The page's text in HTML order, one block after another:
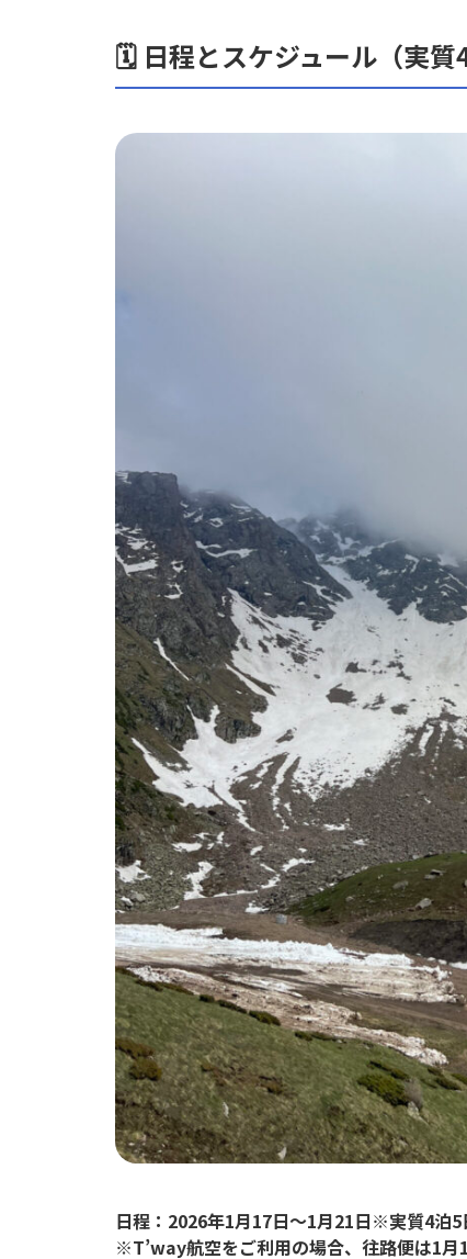
🗓️ 日程とスケジュール（実質4
日程：2026年1月17日〜1月21日※実質4泊5
※T’way航空をご利用の場合、往路便は1月